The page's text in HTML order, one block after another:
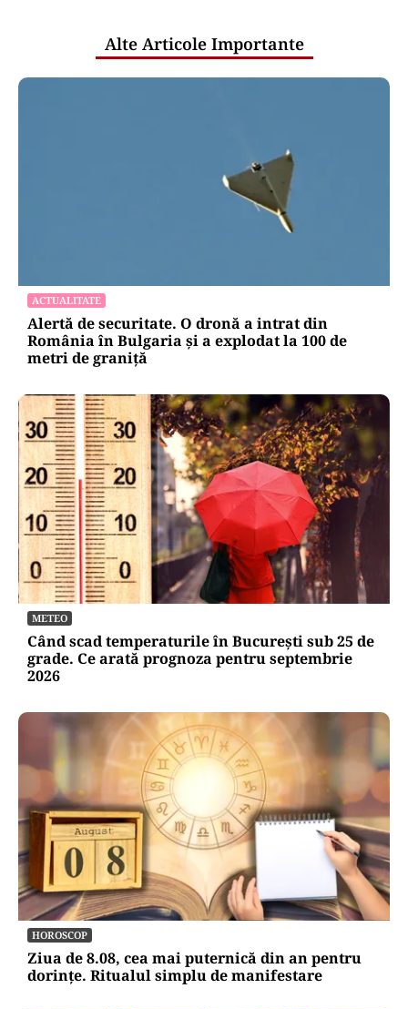
Alte Articole Importante
ACTUALITATE
Alertă de securitate. O dronă a intrat din
România în Bulgaria şi a explodat la 100 de
metri de graniţă
METEO
Când scad temperaturile în București sub 25 de
grade. Ce arată prognoza pentru septembrie
2026
HOROSCOP
Ziua de 8.08, cea mai puternică din an pentru
dorințe. Ritualul simplu de manifestare